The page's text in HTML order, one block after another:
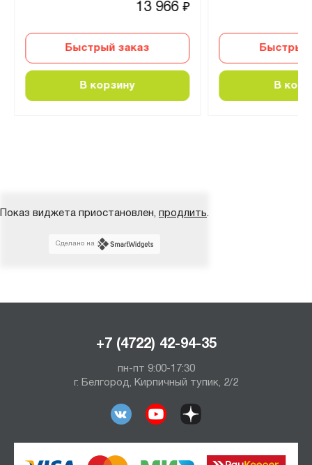
13 966₽
Быстрый заказ
В корзину
Быстрый
В
Показ виджета приостановлен, продлить.
Сделано на
+7 (4722) 42-94-35
пн-пт 9:00-17:30
г. Белгород, Кирпичный тупик, 2/2